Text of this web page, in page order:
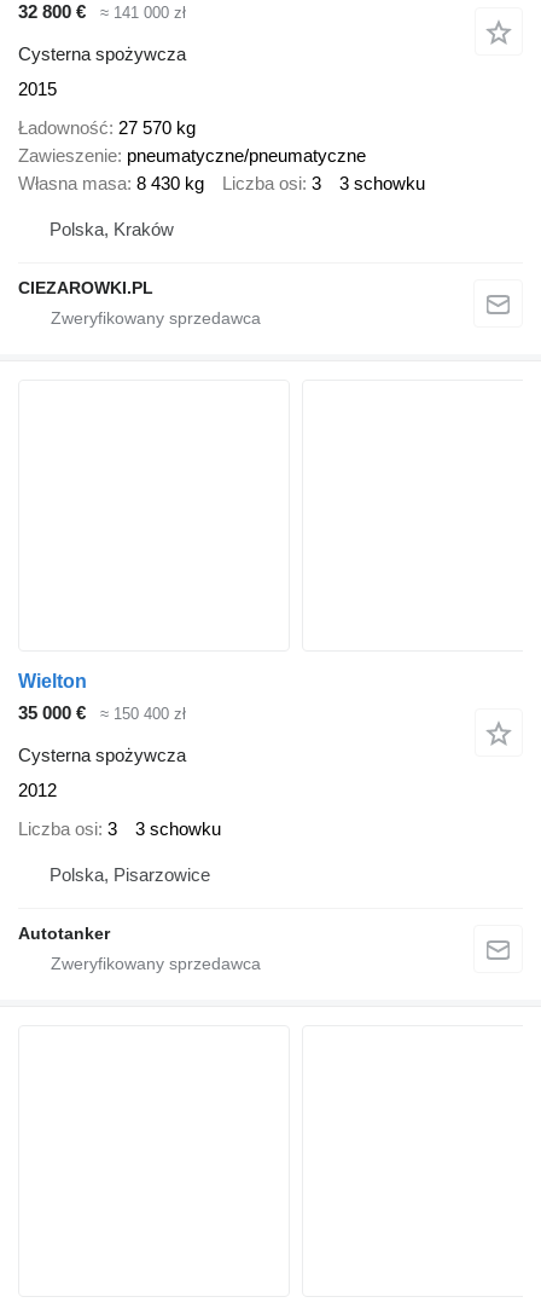
32 800 €
≈ 141 000 zł
Cysterna spożywcza
2015
Ładowność 27 570 kg
Zawieszenie pneumatyczne/pneumatyczne
Własna masa 8 430 kg Liczba osi 3 3 schowku
Polska, Kraków
CIEZAROWKI.PL
Wielton
35 000 €
≈ 150 400 zł
Cysterna spożywcza
2012
Liczba osi 3 3 schowku
Polska, Pisarzowice
Autotanker